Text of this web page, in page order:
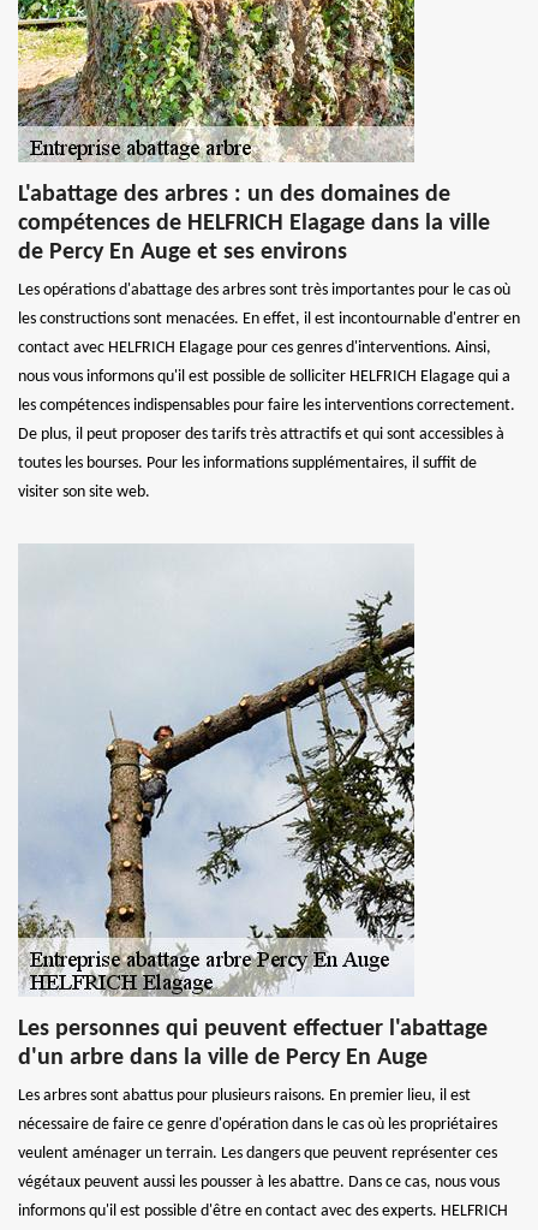
L'abattage des arbres : un des domaines de
compétences de HELFRICH Elagage dans la ville
de Percy En Auge et ses environs
Les opérations d'abattage des arbres sont très importantes pour le cas où
les constructions sont menacées. En effet, il est incontournable d'entrer en
contact avec HELFRICH Elagage pour ces genres d'interventions. Ainsi,
nous vous informons qu'il est possible de solliciter HELFRICH Elagage qui a
les compétences indispensables pour faire les interventions correctement.
De plus, il peut proposer des tarifs très attractifs et qui sont accessibles à
toutes les bourses. Pour les informations supplémentaires, il suffit de
visiter son site web.
Les personnes qui peuvent effectuer l'abattage
d'un arbre dans la ville de Percy En Auge
Les arbres sont abattus pour plusieurs raisons. En premier lieu, il est
nécessaire de faire ce genre d'opération dans le cas où les propriétaires
veulent aménager un terrain. Les dangers que peuvent représenter ces
végétaux peuvent aussi les pousser à les abattre. Dans ce cas, nous vous
informons qu'il est possible d'être en contact avec des experts. HELFRICH